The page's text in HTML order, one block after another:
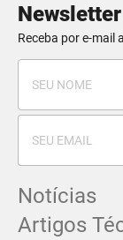
Receba por e-mail
Notícias
Artigos